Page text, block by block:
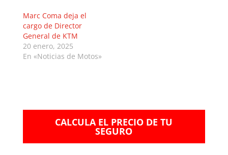
Marc Coma deja el
cargo de Director
General de KTM
20 enero, 2025
En «Noticias de Motos»
CALCULA EL PRECIO DE TU
SEGURO